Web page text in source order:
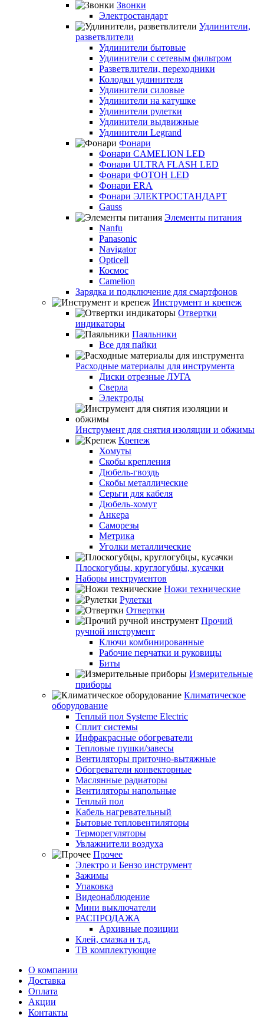
Звонки
Электростандарт
Удлинители,
разветвлители
Удлинители бытовые
Удлинители с сетевым фильтром
Разветвлители, переходники
Колодки удлинителя
Удлинители силовые
Удлинители на катушке
Удлинители рулетки
Удлинители выдвижные
Удлинители Legrand
Фонари
Фонари CAMELION LED
Фонари ULTRA FLASH LED
Фонари ФОТОН LED
Фонари ERA
Фонари ЭЛЕКТРОСТАНДАРТ
Gauss
Элементы питания
Nanfu
Panasonic
Navigator
Opticell
Космос
Camelion
Зарядка и подключение для смартфонов
Инструмент и крепеж
Отвертки
индикаторы
Паяльники
Все для пайки
Расходные материалы для инструмента
Диски отрезные ЛУГА
Сверла
Электроды
Инструмент для снятия изоляции и обжимы
Крепеж
Хомуты
Скобы крепления
Дюбель-гвоздь
Скобы металлические
Серьги для кабеля
Дюбель-хомут
Анкера
Саморезы
Метрика
Уголки металлические
Плоскогубцы, круглогубцы, кусачки
Наборы инструментов
Ножи технические
Рулетки
Отвертки
Прочий
ручной инструмент
Ключи комбинированные
Рабочие перчатки и руковицы
Биты
Измерительные
приборы
Климатическое
оборудование
Теплый пол Systeme Electric
Сплит системы
Инфракрасные обогреватели
Тепловые пушки/завесы
Вентиляторы приточно-вытяжные
Обогреватели конвекторные
Маслянные радиаторы
Вентиляторы напольные
Теплый пол
Кабель нагревательный
Бытовые тепловентиляторы
Терморегуляторы
Увлажнители воздуха
Прочее
Электро и Бензо инструмент
Зажимы
Упаковка
Видеонаблюдение
Мини выключатели
РАСПРОДАЖА
Архивные позиции
Клей, смазка и т.д.
ТВ комплектующие
О компании
Доставка
Оплата
Акции
Контакты